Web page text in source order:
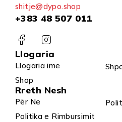
shitje@dypo.shop
+383 48 507 011
Llogaria
Llogaria ime
Shop
Rreth Nesh
Për Ne
Politika e Rimbursimit